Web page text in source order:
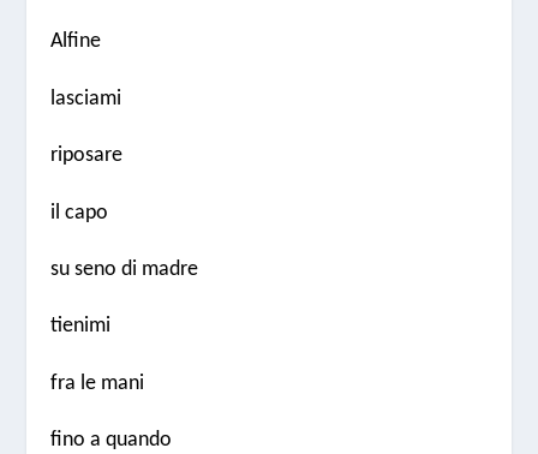
Alfine
lasciami
riposare
il capo
su seno di madre
tienimi
fra le mani
fino a quando